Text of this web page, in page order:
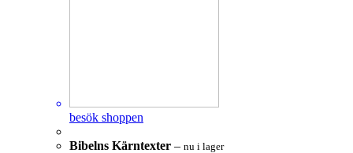
besök shoppen
Bibelns Kärntexter – nu i lager